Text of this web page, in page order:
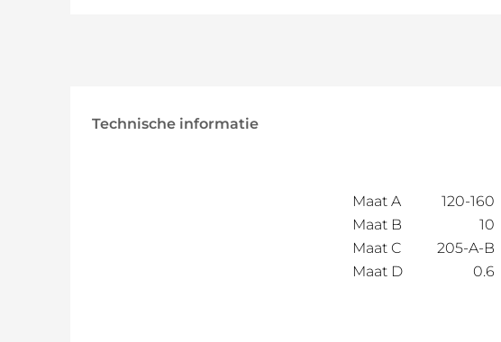
Technische informatie
Maat A
120-160
Maat B
10
Maat C
205-A-B
Maat D
0.6